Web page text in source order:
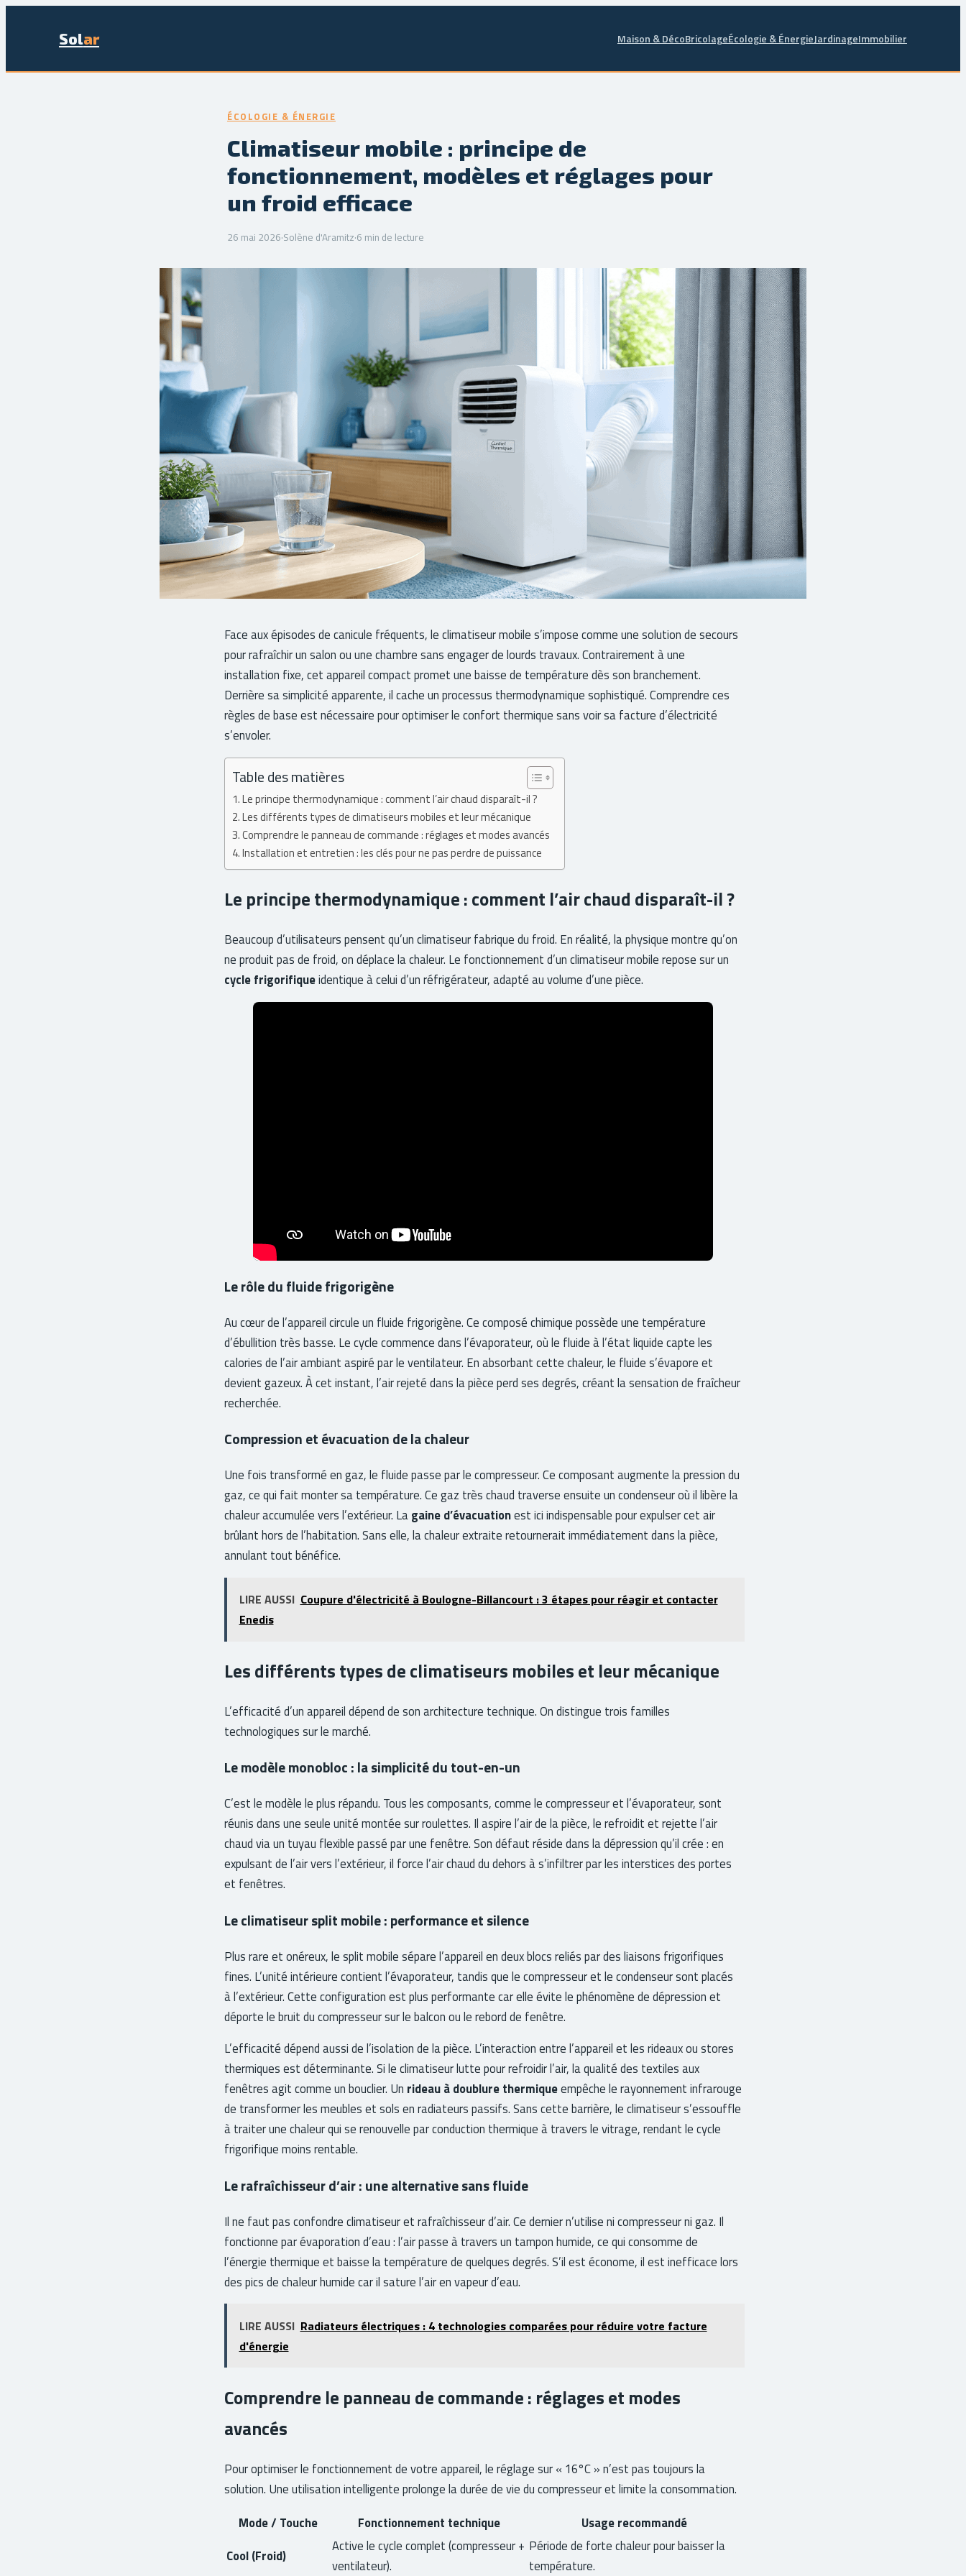
Solar Maison & DécoBricolageÉcologie & ÉnergieJardinageImmobilier
ÉCOLOGIE & ÉNERGIE
Climatiseur mobile : principe de
fonctionnement, modèles et réglages pour
un froid efficace
26 mai 2026·Solène d'Aramitz·6 min de lecture
Face aux épisodes de canicule fréquents, le climatiseur mobile s’impose comme une solution de secours
pour rafraîchir un salon ou une chambre sans engager de lourds travaux. Contrairement à une
installation fixe, cet appareil compact promet une baisse de température dès son branchement.
Derrière sa simplicité apparente, il cache un processus thermodynamique sophistiqué. Comprendre ces
règles de base est nécessaire pour optimiser le confort thermique sans voir sa facture d’électricité
s’envoler.
Table des matières
Le principe thermodynamique : comment l’air chaud disparaît-il ?
Les différents types de climatiseurs mobiles et leur mécanique
Comprendre le panneau de commande : réglages et modes avancés
Installation et entretien : les clés pour ne pas perdre de puissance
Le principe thermodynamique : comment l’air chaud disparaît-il ?
Beaucoup d’utilisateurs pensent qu’un climatiseur fabrique du froid. En réalité, la physique montre qu’on
ne produit pas de froid, on déplace la chaleur. Le fonctionnement d’un climatiseur mobile repose sur un
cycle frigorifiqueidentique à celui d’un réfrigérateur, adapté au volume d’une pièce.
Le rôle du fluide frigorigène
Au cœur de l’appareil circule un fluide frigorigène. Ce composé chimique possède une température
d’ébullition très basse. Le cycle commence dans l’évaporateur, où le fluide à l’état liquide capte les
calories de l’air ambiant aspiré par le ventilateur. En absorbant cette chaleur, le fluide s’évapore et
devient gazeux. À cet instant, l’air rejeté dans la pièce perd ses degrés, créant la sensation de fraîcheur
recherchée.
Compression et évacuation de la chaleur
Une fois transformé en gaz, le fluide passe par le compresseur. Ce composant augmente la pression du
gaz, ce qui fait monter sa température. Ce gaz très chaud traverse ensuite un condenseur où il libère la
chaleur accumulée vers l’extérieur. La gaine d’évacuationest ici indispensable pour expulser cet air
brûlant hors de l’habitation. Sans elle, la chaleur extraite retournerait immédiatement dans la pièce,
annulant tout bénéfice.
LIRE AUSSI Coupure d'électricité à Boulogne-Billancourt : 3 étapes pour réagir et contacter
Enedis
Les différents types de climatiseurs mobiles et leur mécanique
L’efficacité d’un appareil dépend de son architecture technique. On distingue trois familles
technologiques sur le marché.
Le modèle monobloc : la simplicité du tout-en-un
C’est le modèle le plus répandu. Tous les composants, comme le compresseur et l’évaporateur, sont
réunis dans une seule unité montée sur roulettes. Il aspire l’air de la pièce, le refroidit et rejette l’air
chaud via un tuyau flexible passé par une fenêtre. Son défaut réside dans la dépression qu’il crée : en
expulsant de l’air vers l’extérieur, il force l’air chaud du dehors à s’infiltrer par les interstices des portes
et fenêtres.
Le climatiseur split mobile : performance et silence
Plus rare et onéreux, le split mobile sépare l’appareil en deux blocs reliés par des liaisons frigorifiques
fines. L’unité intérieure contient l’évaporateur, tandis que le compresseur et le condenseur sont placés
à l’extérieur. Cette configuration est plus performante car elle évite le phénomène de dépression et
déporte le bruit du compresseur sur le balcon ou le rebord de fenêtre.
L’efficacité dépend aussi de l’isolation de la pièce. L’interaction entre l’appareil et les rideaux ou stores
thermiques est déterminante. Si le climatiseur lutte pour refroidir l’air, la qualité des textiles aux
fenêtres agit comme un bouclier. Un rideau à doublure thermiqueempêche le rayonnement infrarouge
de transformer les meubles et sols en radiateurs passifs. Sans cette barrière, le climatiseur s’essouffle
à traiter une chaleur qui se renouvelle par conduction thermique à travers le vitrage, rendant le cycle
frigorifique moins rentable.
Le rafraîchisseur d’air : une alternative sans fluide
Il ne faut pas confondre climatiseur et rafraîchisseur d’air. Ce dernier n’utilise ni compresseur ni gaz. Il
fonctionne par évaporation d’eau : l’air passe à travers un tampon humide, ce qui consomme de
l’énergie thermique et baisse la température de quelques degrés. S’il est économe, il est inefficace lors
des pics de chaleur humide car il sature l’air en vapeur d’eau.
LIRE AUSSI Radiateurs électriques : 4 technologies comparées pour réduire votre facture
d'énergie
Comprendre le panneau de commande : réglages et modes
avancés
Pour optimiser le fonctionnement de votre appareil, le réglage sur « 16°C » n’est pas toujours la
solution. Une utilisation intelligente prolonge la durée de vie du compresseur et limite la consommation.
Mode / Touche
Fonctionnement technique
Usage recommandé
Cool (Froid)
Active le cycle complet (compresseur +
ventilateur).
Période de forte chaleur pour baisser la
température.